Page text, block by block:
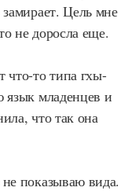
Цель мне
не доросла еще.
что-то типа гхы-
язык младенцев и
что так она
показываю вида.